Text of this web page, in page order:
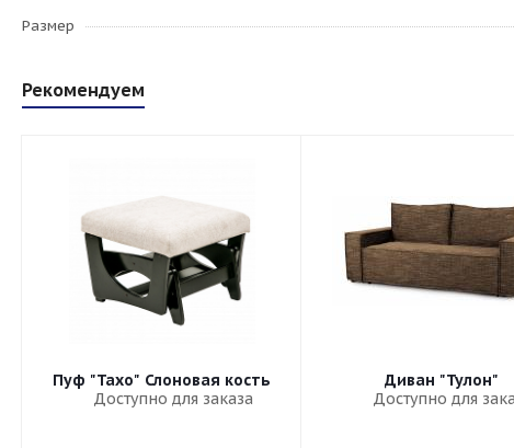
Размер
Рекомендуем
Пуф "Тахо" Слоновая кость
Доступно для заказа
Диван "Тулон"
Доступно для